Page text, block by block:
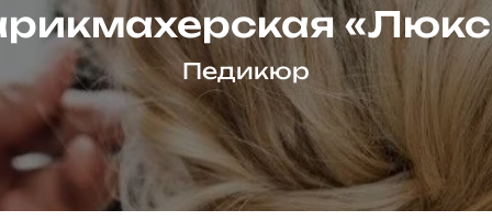
Педикюр